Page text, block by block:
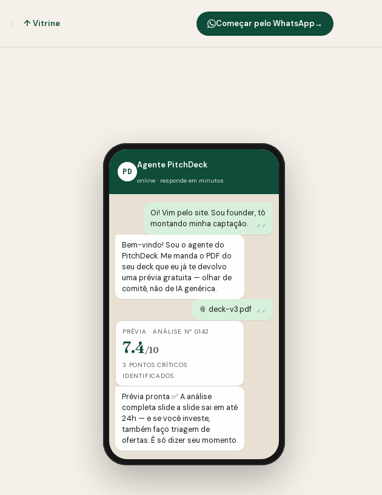
↑ Vitrine Começar pelo WhatsApp→
PD
Agente PitchDeck
online · responde em minutos
Oi! Vim pelo site. Sou founder, tô
montando minha captação.
✓✓
Bem-vindo! Sou o agente do
PitchDeck. Me manda o PDF do
seu deck que eu já te devolvo
uma prévia gratuita — olhar de
comitê, não de IA genérica.
📎 deck-v3.pdf ✓✓
PRÉVIA · ANÁLISE Nº 0142
7.4/10
3 PONTOS CRÍTICOS
IDENTIFICADOS
Prévia pronta ✅ A análise
completa slide a slide sai em até
24h — e se você investe,
também faço triagem de
ofertas. É só dizer seu momento.